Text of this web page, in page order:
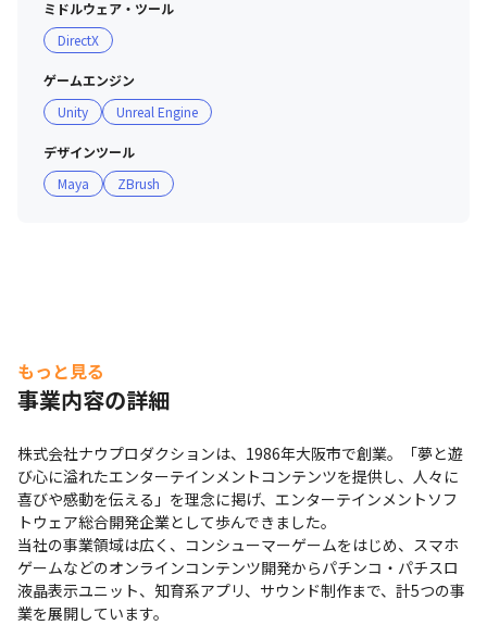
ミドルウェア・ツール
DirectX
ゲームエンジン
Unity
Unreal Engine
デザインツール
Maya
ZBrush
もっと見る
事業内容の詳細
株式会社ナウプロダクションは、1986年大阪市で創業。「夢と遊
び心に溢れたエンターテインメントコンテンツを提供し、人々に
喜びや感動を伝える」を理念に掲げ、エンターテインメントソフ
トウェア総合開発企業として歩んできました。
当社の事業領域は広く、コンシューマーゲームをはじめ、スマホ
ゲームなどのオンラインコンテンツ開発からパチンコ・パチスロ
液晶表示ユニット、知育系アプリ、サウンド制作まで、計5つの事
業を展開しています。